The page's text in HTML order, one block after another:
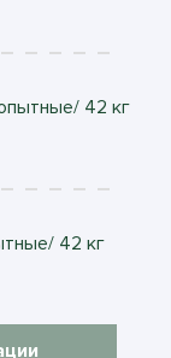
42 кг
42 кг